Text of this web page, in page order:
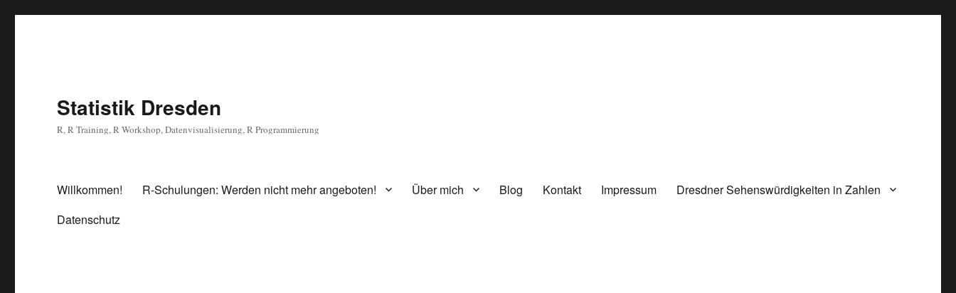
Statistik Dresden
R, R Training, R Workshop, Datenvisualisierung, R Programmierung
Willkommen! R-Schulungen: Werden nicht mehr angeboten! Über mich Blog Kontakt Impressum
Dresdner Sehenswürdigkeiten in Zahlen
Datenschutz